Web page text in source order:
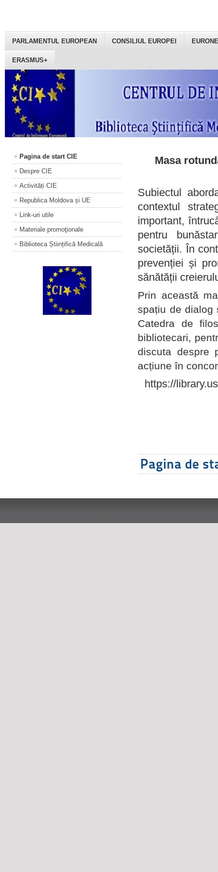
PARLAMENTUL EUROPEAN CONSILIUL EUROPEI
ERASMUS+
Pagina de start CIE
Despre CIE
Activități CIE
Republica Moldova și UE
Link-uri utile
Materiale promoţionale
Biblioteca Științifică Medicală
Masa
Subiectul
contextul
important,
pentru
societății. În
prevenției și
sănătății
Prin această
spațiu de dialog
Catedra de
bibliotecari,
discuta despre
acțiune în
https://
Pagina de